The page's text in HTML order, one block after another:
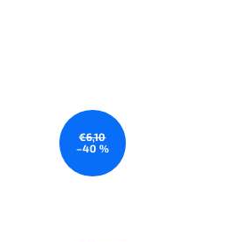
€6,10
–40 %